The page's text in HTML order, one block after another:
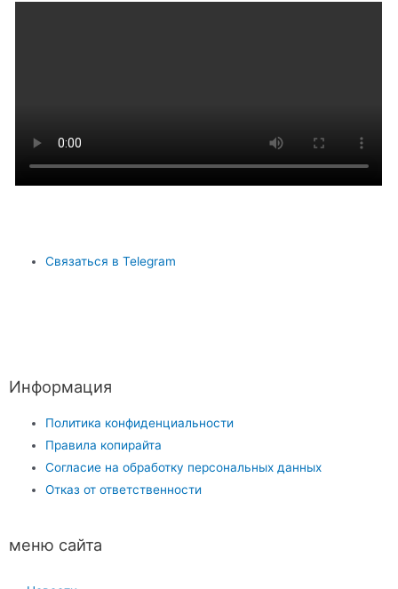
Связаться в Telegram
Информация
Политика конфиденциальности
Правила копирайта
Согласие на обработку персональных данных
Отказ от ответственности
меню сайта